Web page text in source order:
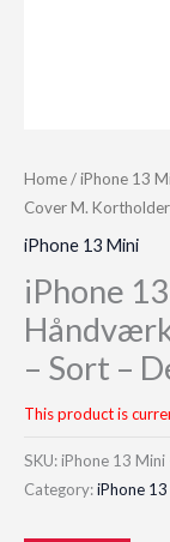
Home/iPhone 13
Cover M.
iPhone 13 Mini
iPhone
– Sort –
This product is
SKU: iPhone 13
Category:iPhone